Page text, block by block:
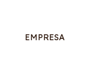
EMPRESA